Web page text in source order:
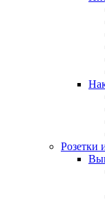
Розетки